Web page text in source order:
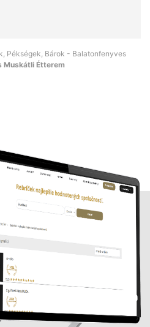
Pékségek, Bárok - Balatonfenyves
Muskátli Étterem